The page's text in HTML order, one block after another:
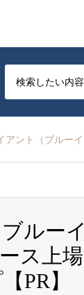
検索したい内
アント（ブルー
ルー
ス上
PR】